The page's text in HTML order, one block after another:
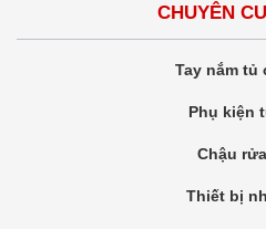
CHUYÊN
Tay nắm tủ
Phụ kiện
Chậu
Thiết bị